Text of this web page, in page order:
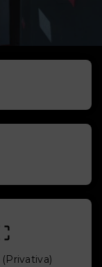
( Privativa)